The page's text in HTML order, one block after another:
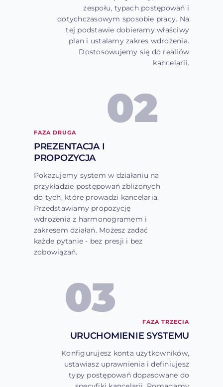
zespołu, typach postępowań i
dotychczasowym sposobie pracy. Na
tej podstawie dobieramy właściwy
plan i ustalamy zakres wdrożenia.
Dostosowujemy się do realiów
kancelarii.
02
FAZA DRUGA
PREZENTACJA I
PROPOZYCJA
Pokazujemy system w działaniu na
przykładzie postępowań zbliżonych
do tych, które prowadzi kancelaria.
Przedstawiamy propozycję
wdrożenia z harmonogramem i
zakresem działań. Możesz zadać
każde pytanie - bez presji i bez
zobowiązań.
03
FAZA TRZECIA
URUCHOMIENIE SYSTEMU
Konfigurujesz konta użytkowników,
ustawiasz uprawnienia i definiujesz
typy postępowań dopasowane do